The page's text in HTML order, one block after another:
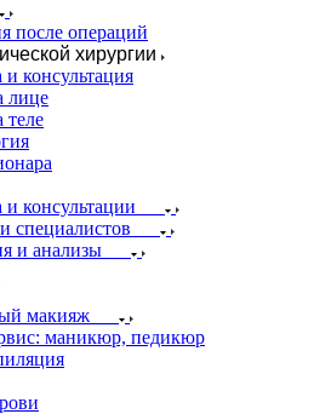
после операций
хирургии
консультация
лице
консультации
специалистов
и анализы
макияж
маникюр, педикюр